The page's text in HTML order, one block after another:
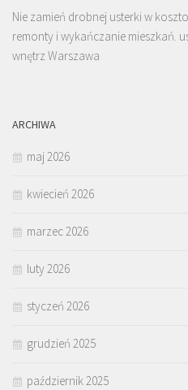
Nie zamień drobnej usterki w
remonty i wykańczanie mieszkań.
wnętrz Warszawa
ARCHIWA
maj 2026
kwiecień 2026
marzec 2026
luty 2026
styczeń 2026
grudzień 2025
październik 2025